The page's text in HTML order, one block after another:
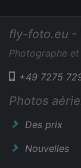
fly-foto.eu -
Photographe
+49 7275
Photos
Des prix
Nouvelles